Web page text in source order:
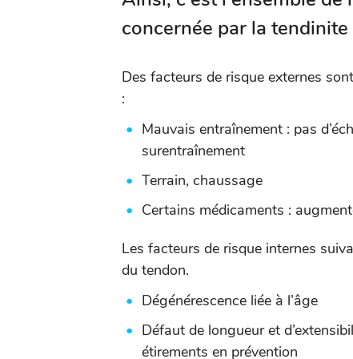
concernée par la
Des facteurs de risque externes
:
Mauvais entraînement : pas
surentraînement
Terrain, chaussage
Certains médicaments :
Les facteurs de risque internes
du tendon.
Dégénérescence liée à l’âge
Défaut de longueur et
étirements en prévention